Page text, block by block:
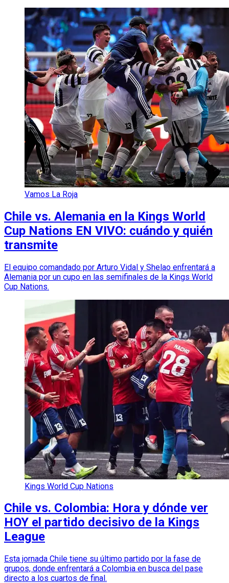
Vamos La Roja
Chile vs. Alemania en la Kings World
Cup Nations EN VIVO: cuándo y quién
transmite
El equipo comandado por Arturo Vidal y Shelao enfrentará a
Alemania por un cupo en las semifinales de la Kings World
Cup Nations.
Kings World Cup Nations
Chile vs. Colombia: Hora y dónde ver
HOY el partido decisivo de la Kings
League
Esta jornada Chile tiene su último partido por la fase de
grupos, donde enfrentará a Colombia en busca del pase
directo a los cuartos de final.